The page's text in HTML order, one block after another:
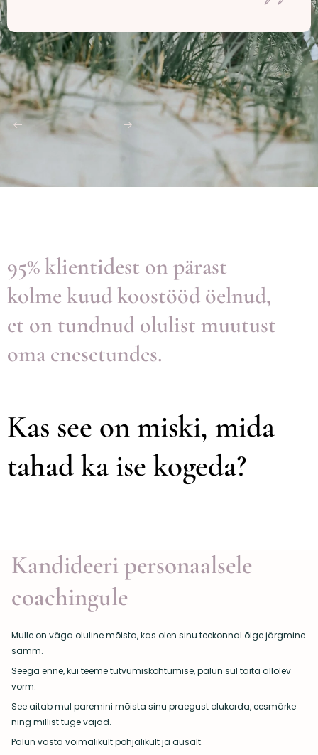
95% klientidest on pärast
kolme kuud koostööd öelnud,
et on tundnud olulist muutust
oma enesetundes.
Kas see on miski, mida
tahad ka ise kogeda?
Kandideeri personaalsele
coachingule
Mulle on väga oluline mõista, kas olen sinu teekonnal õige järgmine
samm.
Seega enne, kui teeme tutvumiskohtumise, palun sul täita allolev
vorm.
See aitab mul paremini mõista sinu praegust olukorda, eesmärke
ning millist tuge vajad.
Palun vasta võimalikult põhjalikult ja ausalt.